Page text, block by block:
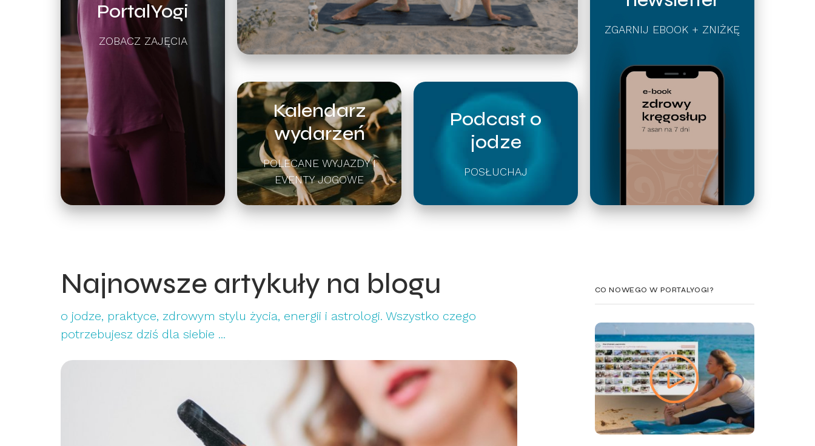
Podcast o
jodze
POSŁUCHAJ
PortalYogi
ZOBACZ ZAJĘCIA
ZGARNIJ EBOOK + ZNIŻKĘ
Kalendarz
wydarzeń
POLECANE WYJAZDY I
EVENTY JOGOWE
Najnowsze artykuły na blogu
o jodze, praktyce, zdrowym stylu życia, energii i astrologi. Wszystko czego
potrzebujesz dziś dla siebie ...
CO NOWEGO W PORTALYOGI?